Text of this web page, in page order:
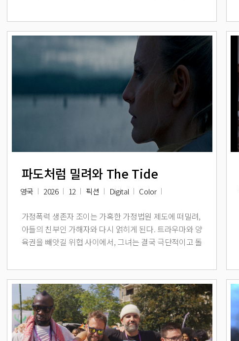
력을 비호하기 위해 구축된 거대한 세계의 실체가 드러난
다.
파도처럼 밀려와 The Tide
영국 2026 12 픽션 Digital Color
가정폭력 생존자 조이는 가혹한 가정법원 제도에 떠밀려,
아들의 친부인 가해자와 다시 얽히게 된다. 트라우마와 양
육권을 빼앗길 위협 사이에서, 그녀는 결국 극단적이고 돌